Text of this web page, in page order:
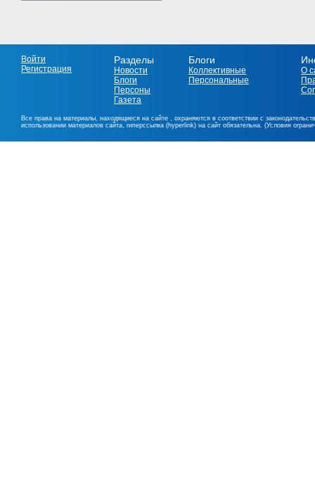
Войти
Регистрация
Разделы
Новости
Блоги
Персоны
Газета
Блоги
Коллективные
Персональные
О
Все права на материалы, находящиеся на сайте , охраняются в соответствии с
использовании материалов сайта, гиперссылка (hyperlink) на сайт обязательна. (Условия